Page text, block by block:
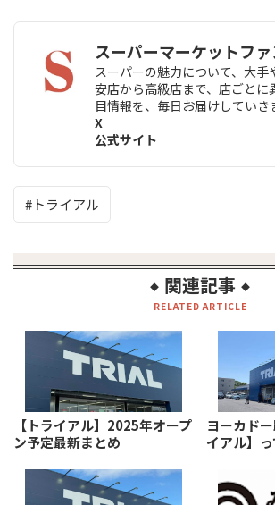
スーパーマーケットフ
スーパーの魅力について、大手
安店から高級店まで、店ごとに
目情報を、毎日お届けしていき
X
公式サイト
トライアル
◆ 関連記事 ◆
RELATED ARTICLE
【トライアル】2025年オープ
ン予定最新まとめ
ヨーカド
イアル】っ